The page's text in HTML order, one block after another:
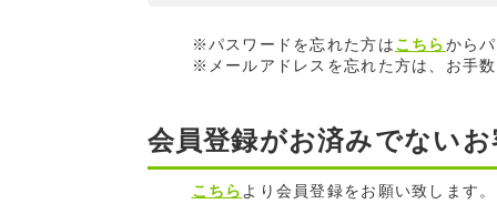
※パスワードを忘れた方はこちらから
※メールアドレスを忘れた方は、お手
会員登録がお済みでないお
こちら より会員登録をお願い致します。